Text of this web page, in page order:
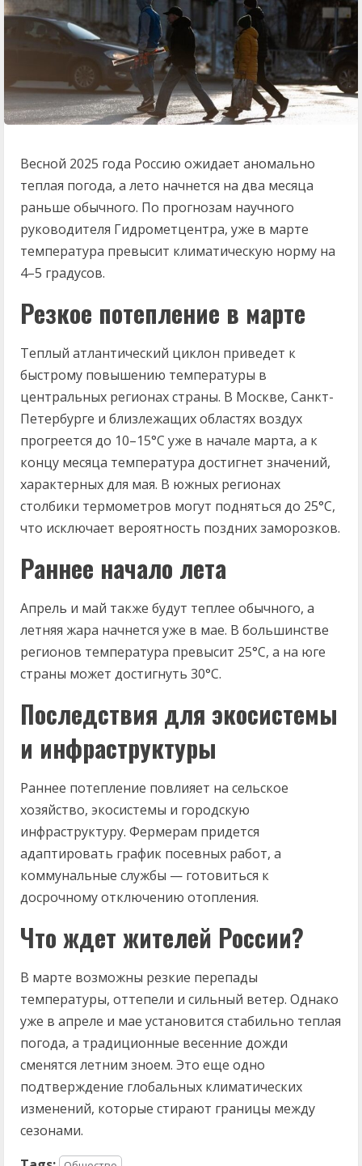
Весной 2025 года Россию ожидает аномально
теплая погода, а лето начнется на два месяца
раньше обычного. По прогнозам научного
руководителя Гидрометцентра, уже в марте
температура превысит климатическую норму на
4–5 градусов.
Резкое потепление в марте
Теплый атлантический циклон приведет к
быстрому повышению температуры в
центральных регионах страны. В Москве, Санкт-
Петербурге и близлежащих областях воздух
прогреется до 10–15°C уже в начале марта, а к
концу месяца температура достигнет значений,
характерных для мая. В южных регионах
столбики термометров могут подняться до 25°C,
что исключает вероятность поздних заморозков.
Раннее начало лета
Апрель и май также будут теплее обычного, а
летняя жара начнется уже в мае. В большинстве
регионов температура превысит 25°C, а на юге
страны может достигнуть 30°C.
Последствия для экосистемы
и инфраструктуры
Раннее потепление повлияет на сельское
хозяйство, экосистемы и городскую
инфраструктуру. Фермерам придется
адаптировать график посевных работ, а
коммунальные службы — готовиться к
досрочному отключению отопления.
Что ждет жителей России?
В марте возможны резкие перепады
температуры, оттепели и сильный ветер. Однако
уже в апреле и мае установится стабильно теплая
погода, а традиционные весенние дожди
сменятся летним зноем. Это еще одно
подтверждение глобальных климатических
изменений, которые стирают границы между
сезонами.